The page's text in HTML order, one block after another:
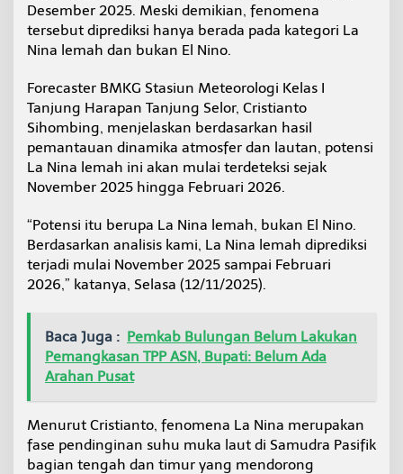
j
a
n
i
u
l
u
n
a
B
a
k
a
i
k
Desember 2025. Meski demikian, fenomena
tersebut diprediksi hanya berada pada kategori La
Nina lemah dan bukan El Nino.
Forecaster BMKG Stasiun Meteorologi Kelas I
Tanjung Harapan Tanjung Selor, Cristianto
Sihombing, menjelaskan berdasarkan hasil
pemantauan dinamika atmosfer dan lautan, potensi
La Nina lemah ini akan mulai terdeteksi sejak
November 2025 hingga Februari 2026.
“Potensi itu berupa La Nina lemah, bukan El Nino.
Berdasarkan analisis kami, La Nina lemah diprediksi
terjadi mulai November 2025 sampai Februari
2026,” katanya, Selasa (12/11/2025).
Baca Juga : Pemkab Bulungan Belum Lakukan
Pemangkasan TPP ASN, Bupati: Belum Ada
Arahan Pusat
Menurut Cristianto, fenomena La Nina merupakan
fase pendinginan suhu muka laut di Samudra Pasifik
bagian tengah dan timur yang mendorong